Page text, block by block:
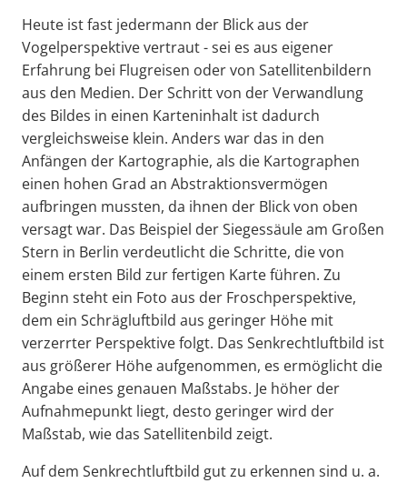
Heute ist fast jedermann der Blick aus der
Vogelperspektive vertraut - sei es aus eigener
Erfahrung bei Flugreisen oder von Satellitenbildern
aus den Medien. Der Schritt von der Verwandlung
des Bildes in einen Karteninhalt ist dadurch
vergleichsweise klein. Anders war das in den
Anfängen der Kartographie, als die Kartographen
einen hohen Grad an Abstraktionsvermögen
aufbringen mussten, da ihnen der Blick von oben
versagt war. Das Beispiel der Siegessäule am Großen
Stern in Berlin verdeutlicht die Schritte, die von
einem ersten Bild zur fertigen Karte führen. Zu
Beginn steht ein Foto aus der Froschperspektive,
dem ein Schrägluftbild aus geringer Höhe mit
verzerrter Perspektive folgt. Das Senkrechtluftbild ist
aus größerer Höhe aufgenommen, es ermöglicht die
Angabe eines genauen Maßstabs. Je höher der
Aufnahmepunkt liegt, desto geringer wird der
Maßstab, wie das Satellitenbild zeigt.
Auf dem Senkrechtluftbild gut zu erkennen sind u. a.